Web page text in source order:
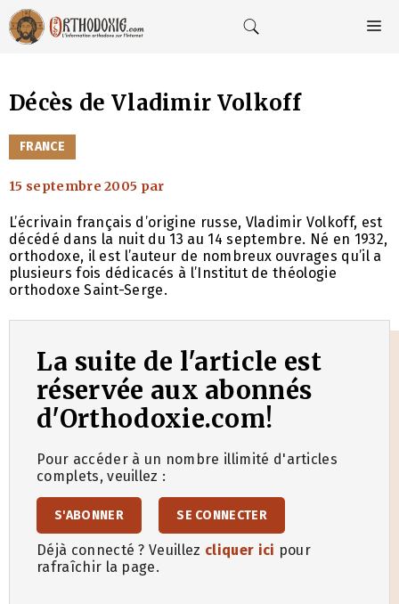
Aller
au
contenu
Décès de Vladimir Volkoff
CATÉGORIES
FRANCE
15 septembre 2005 par
L’écrivain français d’origine russe, Vladimir Volkoff, est
décédé dans la nuit du 13 au 14 septembre. Né en 1932,
orthodoxe, il est l’auteur de nombreux ouvrages qu’il a
plusieurs fois dédicacés à l’Institut de théologie
orthodoxe Saint-Serge.
La suite de l'article est
réservée aux abonnés
d'Orthodoxie.com!
Pour accéder à un nombre illimité d'articles
complets, veuillez :
S'ABONNER SE CONNECTER
Déjà connecté ? Veuillez cliquer ici pour
rafraîchir la page.